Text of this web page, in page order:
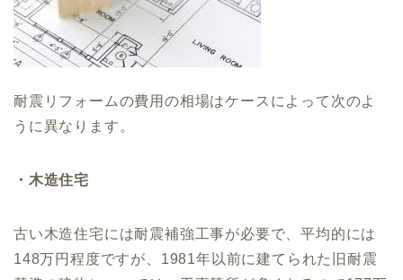
耐震リフォームの費用の相場はケースによって次のよ
うに異なります。
・木造住宅
古い木造住宅には耐震補強工事が必要で、平均的には
148万円程度ですが、1981年以前に建てられた旧耐震